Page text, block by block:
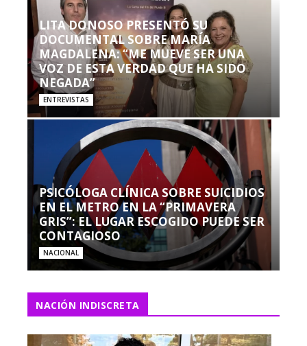
LITA DONOSO PRESENTÓ SU
DOCUMENTAL SOBRE MARÍA
MAGDALENA: “ME MUEVE SER UNA
VOZ DE ESTA VERDAD QUE HA SIDO
NEGADA”
ENTREVISTAS
PSICÓLOGA CLÍNICA SOBRE SUICIDIOS
EN EL METRO EN LA “PRIMAVERA
GRIS”: EL LUGAR ESCOGIDO PUEDE SER
CONTAGIOSO
NACIONAL
NACIÓN INDISCRETA